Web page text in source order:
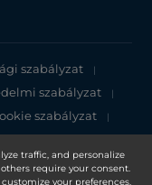
traffic, and personalize
require your consent.
your preferences.
szabályzat |
szabályzat |
szabályzat |
(363120-V)